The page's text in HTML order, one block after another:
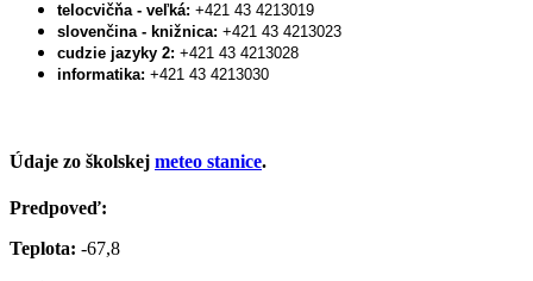
telocvičňa - veľká: +421 43 4213019
slovenčina - knižnica: +421 43 4213023
cudzie jazyky 2: +421 43 4213028
informatika: +421 43 4213030
Údaje zo školskej meteo stanice.
Predpoveď:
Teplota: -67,8